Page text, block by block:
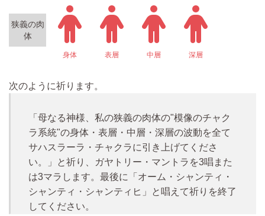
狭義の肉
体
身体 表層 中層 深層
次のように祈ります。
「 母なる神様、私の狭義の肉体の"模像のチャク
ラ系統"の身体・表層・中層・深層の波動を全て
サハスラーラ・チャクラに引き上げてくださ
い。
」と祈り、
ガヤトリー・マントラを3唱また
は3マラ します。最後に「オーム・シャンティ・
シャンティ・シャンティヒ」と唱えて祈りを終了
してください。